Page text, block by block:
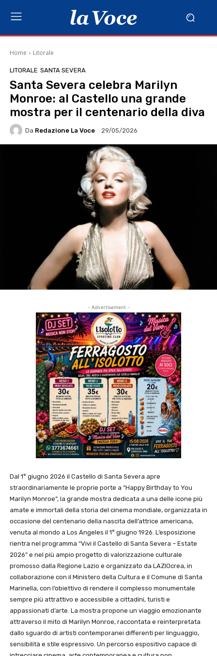
Home Litorale
LITORALE SANTA SEVERA
Santa Severa celebra Marilyn
Monroe: al Castello una grande
mostra per il centenario della diva
Da Redazione La Voce 29/05/2026
- Advertisement -
Dal 1° giugno 2026 il Castello di Santa Severa apre
straordinariamente le proprie porte a “Happy Birthday to You
Marilyn Monroe”, la grande mostra dedicata a una delle icone più
amate e immortali della storia del cinema mondiale, organizzata in
occasione del centenario della nascita dell’attrice americana,
venuta al mondo a Los Angeles il 1° giugno 1926. L’esposizione
rientra nel programma “Vivi il Castello di Santa Severa – Estate
2026” e nel più ampio progetto di valorizzazione culturale
promosso dalla Regione Lazio e organizzato da LAZIOcrea, in
collaborazione con il Ministero della Cultura e il Comune di Santa
Marinella, con l’obiettivo di rendere il complesso monumentale
sempre più attrattivo e accessibile a cittadini, turisti e
appassionati d’arte. La mostra propone un viaggio emozionante
attraverso il mito di Marilyn Monroe, raccontata e reinterpretata
dallo sguardo di artisti contemporanei differenti per linguaggio,
sensibilità e stile espressivo. Un percorso espositivo capace di